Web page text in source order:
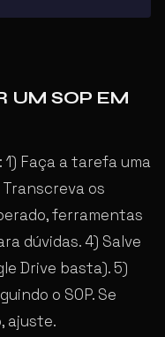
UM SOP EM
Faça a tarefa uma
os
ferramentas
dúvidas. 4) Salve
Drive basta). 5)
o SOP. Se
ajuste.